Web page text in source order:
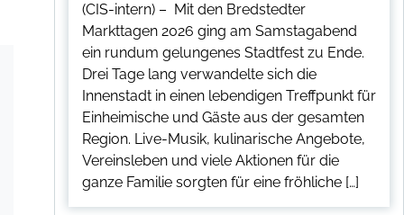
(CIS-intern) – Mit den Bredstedter
Markttagen 2026 ging am Samstagabend
ein rundum gelungenes Stadtfest zu Ende.
Drei Tage lang verwandelte sich die
Innenstadt in einen lebendigen Treffpunkt für
Einheimische und Gäste aus der gesamten
Region. Live-Musik, kulinarische Angebote,
Vereinsleben und viele Aktionen für die
ganze Familie sorgten für eine fröhliche […]